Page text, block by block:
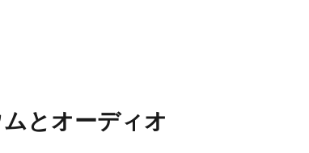
とオーディオ